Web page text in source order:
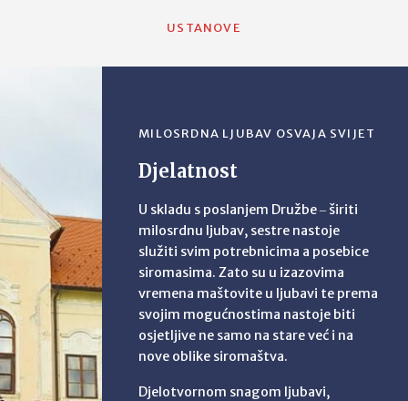
USTANOVE
MILOSRDNA LJUBAV OSVAJA SVIJET
Djelatnost
U skladu s poslanjem Družbe ‒ širiti
milosrdnu ljubav, sestre nastoje
služiti svim potrebnicima a posebice
siromasima. Zato su u izazovima
vremena maštovite u ljubavi te prema
svojim mogućnostima nastoje biti
osjetljive ne samo na stare već i na
nove oblike siromaštva.
Djelotvornom snagom ljubavi,